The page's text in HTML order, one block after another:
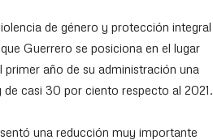
de género y protección integral
Guerrero se posiciona en el lugar
año de su administración una
casi 30 por ciento respecto al 2021.
una reducción muy importante